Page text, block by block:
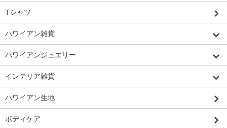
Tシャツ
ハワイアン雑貨
ハワイアンジュエリー
インテリア雑貨
ハワイアン生地
ボディケア